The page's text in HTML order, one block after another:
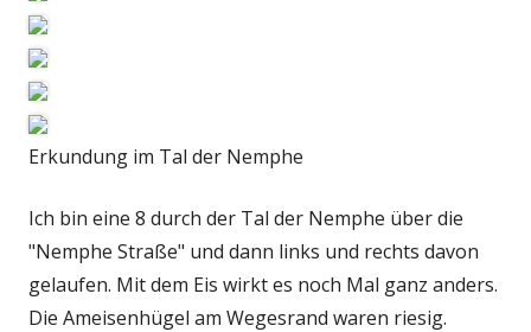
Erkundung im Tal der Nemphe
Ich bin eine 8 durch der Tal der Nemphe über die
"Nemphe Straße" und dann links und rechts davon
gelaufen. Mit dem Eis wirkt es noch Mal ganz anders.
Die Ameisenhügel am Wegesrand waren riesig.